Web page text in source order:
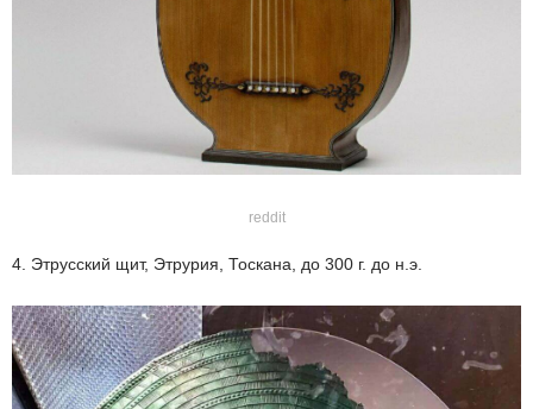
reddit
4. Этрусский щит, Этрурия, Тоскана, до 300 г. до н.э.